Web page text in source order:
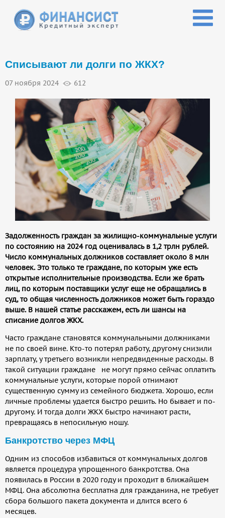
Списывают ли долги по ЖКХ?
07 ноября 2024 612
Задолженность граждан за жилищно-коммунальные услуги
по состоянию на 2024 год оценивалась в 1,2 трлн рублей.
Число коммунальных должников составляет около 8 млн
человек. Это только те граждане, по которым уже есть
открытые исполнительные производства. Если же брать
лиц, по которым поставщики услуг еще не обращались в
суд, то общая численность должников может быть гораздо
выше. В нашей статье расскажем, есть ли шансы на
списание долгов ЖКХ.
Часто граждане становятся коммунальными должниками
не по своей вине. Кто-то потерял работу, другому снизили
зарплату, у третьего возникли непредвиденные расходы. В
такой ситуации граждане не могут прямо сейчас оплатить
коммунальные услуги, которые порой отнимают
существенную сумму из семейного бюджета. Хорошо, если
личные проблемы удается быстро решить. Но бывает и по-
другому. И тогда долги ЖКХ быстро начинают расти,
превращаясь в непосильную ношу.
Банкротство через МФЦ
Одним из способов избавиться от коммунальных долгов
является процедура упрощенного банкротства. Она
появилась в России в 2020 году и проходит в ближайшем
МФЦ. Она абсолютна бесплатна для гражданина, не требует
сбора большого пакета документа и длится всего 6
месяцев.